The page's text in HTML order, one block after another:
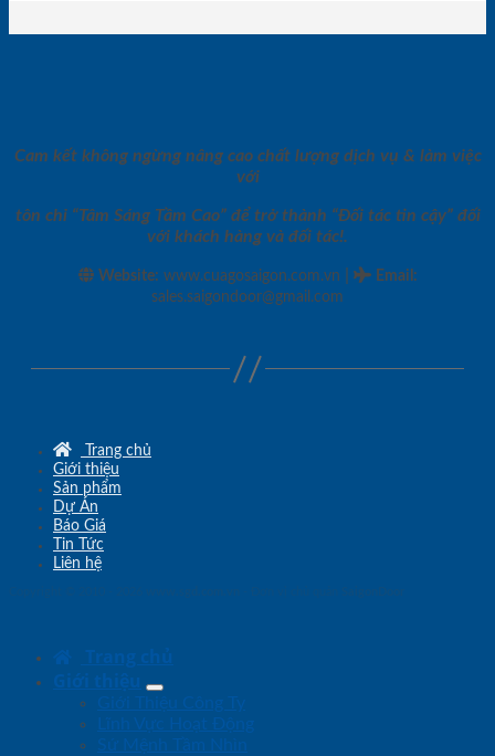
Cam kết không ngừng nâng cao chất lượng dịch vụ & làm việc
với
tôn chỉ “Tâm Sáng Tầm Cao” để trở thành “Đối tác tin cậy” đối
với khách hàng và đối tác!.
Website: www.cuagosaigon.com.vn Email :
sales.saigondoor@gmail.com
Trang chủ
Giới thiệu
Sản phẩm
Dự Án
Báo Giá
Tin Tức
Liên hệ
Trang chủ
Giới thiệu
Giới Thiệu Công Ty
Lĩnh Vực Hoạt Động
Sứ Mệnh Tầm Nhìn